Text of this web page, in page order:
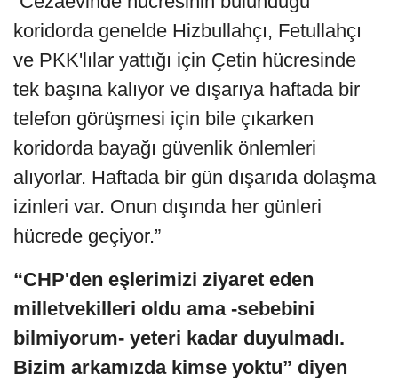
koridorda genelde Hizbullahçı, Fetullahçı
ve PKK'lılar yattığı için Çetin hücresinde
tek başına kalıyor ve dışarıya haftada bir
telefon görüşmesi için bile çıkarken
koridorda bayağı güvenlik önlemleri
alıyorlar. Haftada bir gün dışarıda dolaşma
izinleri var. Onun dışında her günleri
hücrede geçiyor.”
“CHP'den eşlerimizi ziyaret eden
milletvekilleri oldu ama -sebebini
bilmiyorum- yeteri kadar duyulmadı.
Bizim arkamızda kimse yoktu” diyen